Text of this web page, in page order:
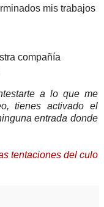
mis trabajos
compañía
a lo que me
tienes activado el
entrada donde
tentaciones del culo